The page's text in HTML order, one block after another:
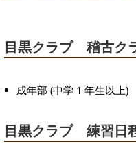
目黒クラブ 稽古ク
成年部 (中学 1 年生以上)
目黒クラブ 練習日